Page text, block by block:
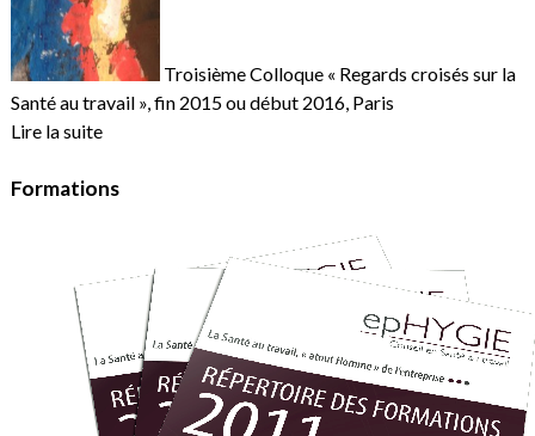
Troisième Colloque « Regards croisés sur la
Santé au travail », fin 2015 ou début 2016, Paris
Lire la suite
Formations